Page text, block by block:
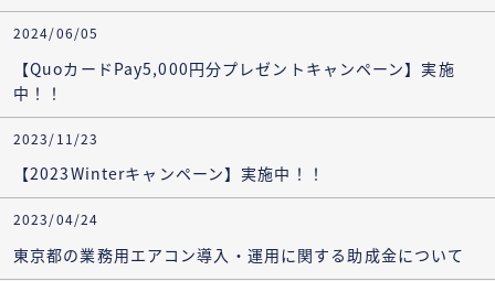
2024/06/05
【QuoカードPay5,000円分プレゼントキャンペーン】実施
中！！
2023/11/23
【2023Winterキャンペーン】実施中！！
2023/04/24
東京都の業務用エアコン導入・運用に関する助成金について